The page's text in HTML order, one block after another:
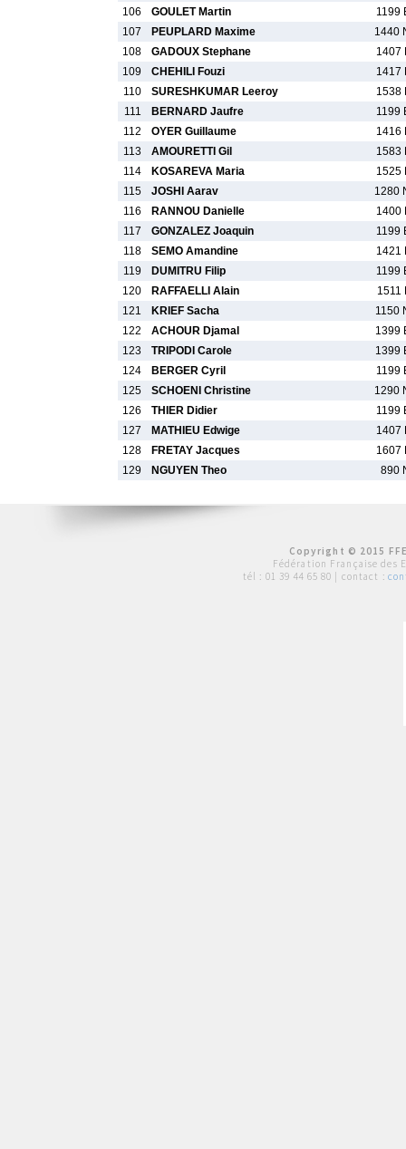
106 GOULET Martin
1199
107
PEUPLARD Maxime
1440
108
GADOUX Stephane
1407
109
CHEHILI Fouzi
1417
110
SURESHKUMAR Leeroy
1538
111
BERNARD Jaufre
1199
112
OYER Guillaume
1416
113
AMOURETTI Gil
1583
114
KOSAREVA Maria
1525
115
JOSHI Aarav
1280
116
RANNOU Danielle
1400
117
GONZALEZ Joaquin
1199
118
SEMO Amandine
1421
119
DUMITRU Filip
1199
120
RAFFAELLI Alain
1511
121
KRIEF Sacha
1150
122
ACHOUR Djamal
1399
123
TRIPODI Carole
1399
124
BERGER Cyril
1199
125
SCHOENI Christine
1290
126
THIER Didier
1199
127
MATHIEU Edwige
1407
128
FRETAY Jacques
1607
129
NGUYEN Theo 890
Copyright © 2015
Fédération Française des
tél : 01 39 44 65 80 | contact :